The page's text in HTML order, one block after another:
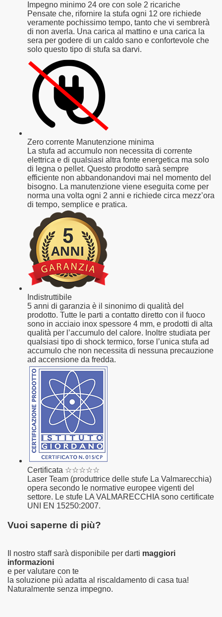
Impegno minimo 24 ore con sole 2 ricariche
Pensate che, rifornire la stufa ogni 12 ore richiede
veramente pochissimo tempo, tanto che vi sembrerà
di non averla. Una carica al mattino e una carica la
sera per godere di un caldo sano e confortevole che
solo questo tipo di stufa sa darvi.
Zero corrente Manutenzione minima
La stufa ad accumulo non necessita di corrente
elettrica e di qualsiasi altra fonte energetica ma solo
di legna o pellet. Questo prodotto sarà sempre
efficiente non abbandonandovi mai nel momento del
bisogno. La manutenzione viene eseguita come per
norma una volta ogni 2 anni e richiede circa mezz’ora
di tempo, semplice e pratica.
Indistruttibile
5 anni di garanzia è il sinonimo di qualità del
prodotto. Tutte le parti a contatto diretto con il fuoco
sono in acciaio inox spessore 4 mm, e prodotti di alta
qualità per l’accumulo del calore. Inoltre studiata per
qualsiasi tipo di shock termico, forse l’unica stufa ad
accumulo che non necessita di nessuna precauzione
ad accensione da fredda.
Certificata ☆☆☆☆☆
Laser Team (produttrice delle stufe La Valmarecchia)
opera secondo le normative europee vigenti del
settore. Le stufe LA VALMARECCHIA sono certificate
UNI EN 15250:2007.
Vuoi saperne di più?
Il nostro staff sarà disponibile per darti maggiori
informazioni
e per valutare con te
la soluzione più adatta al riscaldamento di casa tua!
Naturalmente senza impegno.